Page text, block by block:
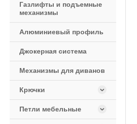
Газлифты и подъемные
механизмы
Алюминиевый профиль
Джокерная система
Механизмы для диванов
Крючки
Петли мебельные